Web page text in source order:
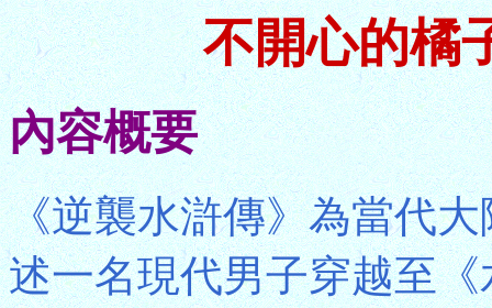
不開心的橘
內容概要
《逆襲水滸傳》為當代
述一名現代男子穿越至